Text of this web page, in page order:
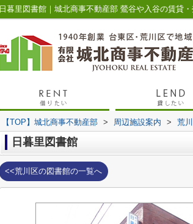
日暮里図書館｜城北商事不動産部 鶯谷や入谷の賃貸・
【TOP】城北商事不動産部 > 周辺施設案内 > 荒
日暮里図書館
<<荒川区の図書館の一覧へ